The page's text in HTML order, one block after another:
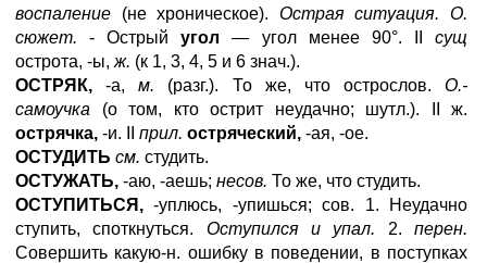
воспаление (не хроническое). Острая ситуация. О.
сюжет. - Острый угол — угол менее 90°. IIсущ
острота, -ы, ж. (к 1, 3, 4, 5 и 6 знач.).
ОСТРЯК, -а,м. (разг.). То же, что острослов. О.-
самоучка (о том, кто острит неудачно; шутл.). II ж.
острячка, -и. II прил. остряческий, -ая, -ое.
ОСТУДИТЬ см. студить.
ОСТУЖАТЬ, -аю, -аешь; несов. То же, что студить.
ОСТУПИТЬСЯ, -уплюсь, -упишься; сов. 1. Неудачно
ступить, споткнуться. Оступился и упал. 2.перен.
Совершить какую-н. ошибку в поведении, в поступках